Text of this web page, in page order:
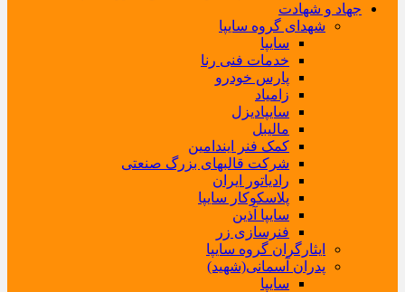
جهاد و شهادت
شهدای گروه سایپا
سایپا
خدمات فنی رنا
پارس خودرو
زامیاد
سایپادیزل
مالیبل
کمک فنر ایندامین
شرکت قالبهای بزرگ صنعتی
رادیاتور ایران
پلاسکوکار سایپا
سایپا آذین
فنرسازی زر
ایثارگران گروه سایپا
پدران آسمانی(شهید)
سایپا